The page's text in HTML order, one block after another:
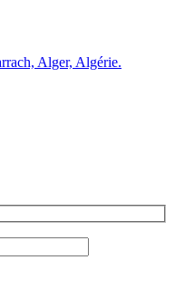
Alger, Algérie.